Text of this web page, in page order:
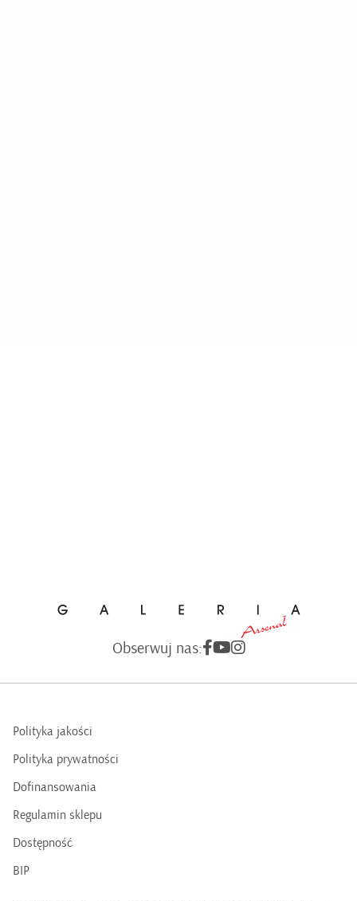
Obserwuj nas:
Polityka jakości
Polityka prywatności
Dofinansowania
Regulamin sklepu
Dostępność
BIP